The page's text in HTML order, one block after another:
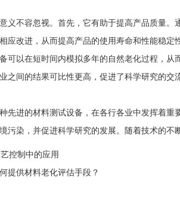
不容忽视。首先，它有助于提高产品质量。
应改进，从而提高产品的使用寿命和性能稳
可以在短时间内模拟多年的自然老化过程，
之间的结果可比性更高，促进了科学研究的交
进的材料测试设备，在各行各业中发挥着重
污染，并促进科学研究的发展。随着技术的不
控制中的应用
提供材料老化评估手段？